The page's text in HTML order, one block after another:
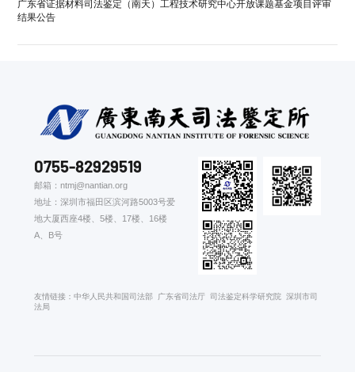
广东省证据材料司法鉴定（南天）工程技术研究中心开放课题基金项目评审
结果公告
0755-82929519
邮箱：ntmj@nantian.org
地址：深圳市福田区滨河路5003号爱
地大厦西座4楼、5楼、17楼、16楼
A、B号
友情链接： 中华人民共和国司法部 广东省司法厅 司法鉴定科学研究院 深圳市司
法局